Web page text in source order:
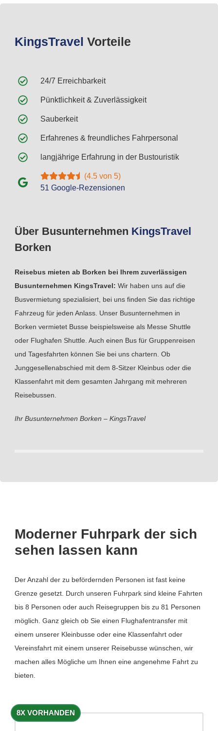
Über Busunternehmen KingsTravel
Borken
Reisebus mieten ab Borken bei Ihrem zuverlässigen
Busunternehmen KingsTravel: Wir haben uns auf die
Busvermietung spezialisiert, bei uns finden Sie das richtige
Fahrzeug für jeden Anlass. Unser Busunternehmen in
Borken vermietet Busse beispielsweise als Messe Shuttle
oder Flughafen Shuttle. Auch einen Bus für Gruppenreisen
und Tagesfahrten können Sie bei uns chartern. Ob
Junggesellenabschied mit dem 8-Sitzer Kleinbus oder die
Klassenfahrt mit dem gesamten Jahrgang mit mehreren
Reisebussen.
Ihr Busunternehmen Borken – KingsTravel
KingsTravel Vorteile
24/7 Erreichbarkeit
Pünktlichkeit & Zuverlässigkeit
Sauberkeit
Erfahrenes & freundliches Fahrpersonal
langjährige Erfahrung in der Bustouristik
(4.5 von 5)
51 Google-Rezensionen
Moderner Fuhrpark der sich
sehen lassen kann
Der Anzahl der zu befördernden Personen ist fast keine
Grenze gesetzt. Durch unseren Fuhrpark sind kleine Fahrten
bis 8 Personen oder auch Reisegruppen bis zu 81 Personen
möglich. Ganz gleich ob Sie einen Flughafentransfer mit
einem unserer Kleinbusse oder eine Klassenfahrt oder
Vereinsfahrt mit einem unserer Reisebusse wünschen, wir
machen alles Mögliche um Ihnen eine angenehme Fahrt zu
bieten.
8X VORHANDEN